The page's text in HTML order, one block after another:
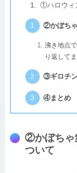
①ハロウィ
②かぼち
沸き地点
り返してま
③ギロチ
④まとめ
②かぼちゃ
ついて